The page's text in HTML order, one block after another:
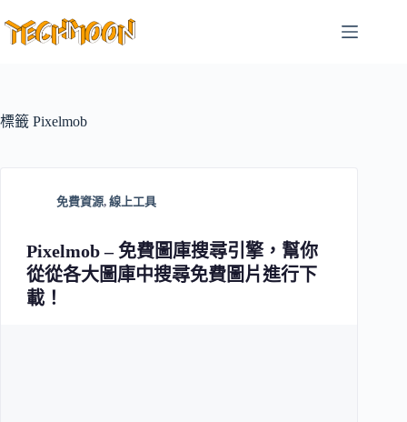
至
容
標籤 Pixelmob
免費資源, 線上工具
Pixelmob – 免費圖庫搜尋引擎，幫你
從從各大圖庫中搜尋免費圖片進行下
載！